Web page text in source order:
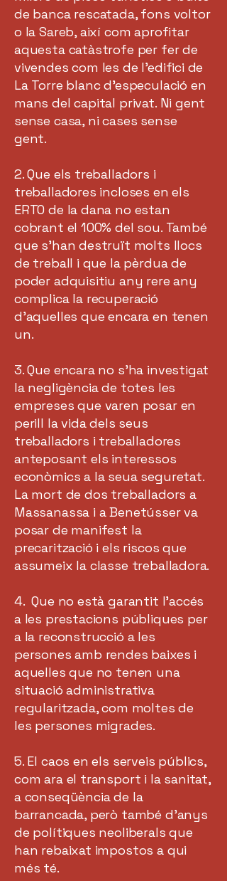
de banca rescatada, fons voltor
o la Sareb, així com aprofitar
aquesta catàstrofe per fer de
vivendes com les de l’edifici de
La Torre blanc d’especulació en
mans del capital privat. Ni gent
sense casa, ni cases sense
gent.
2. Que els treballadors i
treballadores incloses en els
ERTO de la dana no estan
cobrant el 100% del sou. També
que s’han destruït molts llocs
de treball i que la pèrdua de
poder adquisitiu any rere any
complica la recuperació
d'aquelles que encara en tenen
un.
3. Que encara no s’ha investigat
la negligència de totes les
empreses que varen posar en
perill la vida dels seus
treballadors i treballadores
anteposant els interessos
econòmics a la seua seguretat.
La mort de dos treballadors a
Massanassa i a Benetússer va
posar de manifest la
precarització i els riscos que
assumeix la classe treballadora.
4. Que no està garantit l’accés
a les prestacions públiques per
a la reconstrucció a les
persones amb rendes baixes i
aquelles que no tenen una
situació administrativa
regularitzada, com moltes de
les persones migrades.
5. El caos en els serveis públics,
com ara el transport i la sanitat,
a conseqüència de la
barrancada, però també d’anys
de polítiques neoliberals que
han rebaixat impostos a qui
més té.